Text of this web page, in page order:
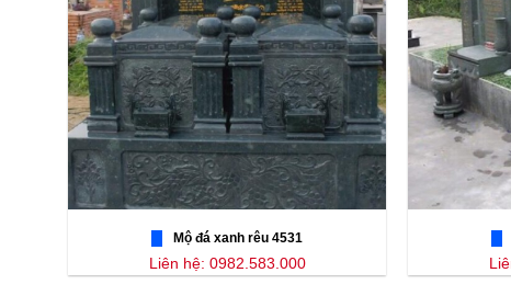
Mộ đá xanh rêu 4531
Liên hệ: 0982.583.000